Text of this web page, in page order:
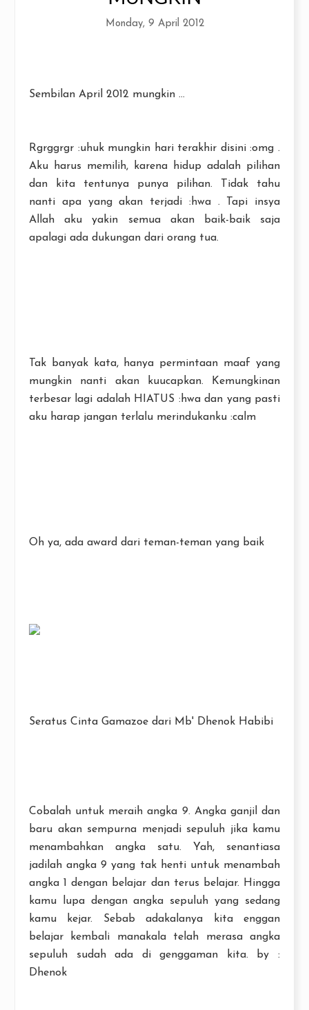
Monday, 9 April 2012
Sembilan April 2012 mungkin ...
Rgrggrgr :uhuk mungkin hari terakhir disini :omg .
Aku harus memilih, karena hidup adalah pilihan
dan kita tentunya punya pilihan. Tidak tahu
nanti apa yang akan terjadi :hwa . Tapi insya
Allah aku yakin semua akan baik-baik saja
apalagi ada dukungan dari orang tua.
Tak banyak kata, hanya permintaan maaf yang
mungkin nanti akan kuucapkan. Kemungkinan
terbesar lagi adalah HIATUS :hwa dan yang pasti
aku harap jangan terlalu merindukanku :calm
Oh ya, ada award dari teman-teman yang baik
Seratus Cinta Gamazoe dari Mb' Dhenok Habibi
Cobalah untuk meraih angka 9. Angka ganjil dan
baru akan sempurna menjadi sepuluh jika kamu
menambahkan angka satu. Yah, senantiasa
jadilah angka 9 yang tak henti untuk menambah
angka 1 dengan belajar dan terus belajar. Hingga
kamu lupa dengan angka sepuluh yang sedang
kamu kejar. Sebab adakalanya kita enggan
belajar kembali manakala telah merasa angka
sepuluh sudah ada di genggaman kita. by :
Dhenok